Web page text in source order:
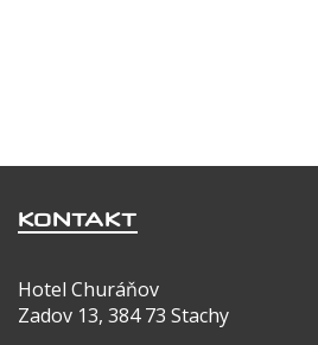
KONTAKT
Hotel Churáňov
Zadov 13, 384 73 Stachy